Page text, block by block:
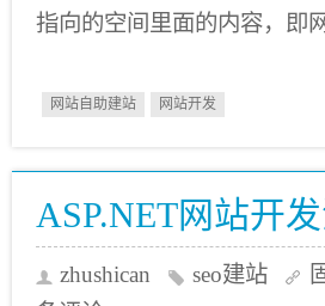
指向的空间里面的内容，即
网站自助建站 网站开发
ASP.NET网站开
zhushican seo建站